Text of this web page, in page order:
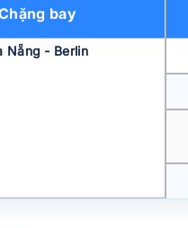
bay
Nẵng - Berlin